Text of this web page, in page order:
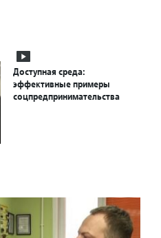
Доступная среда:
эффективные примеры
соцпредпринимательства